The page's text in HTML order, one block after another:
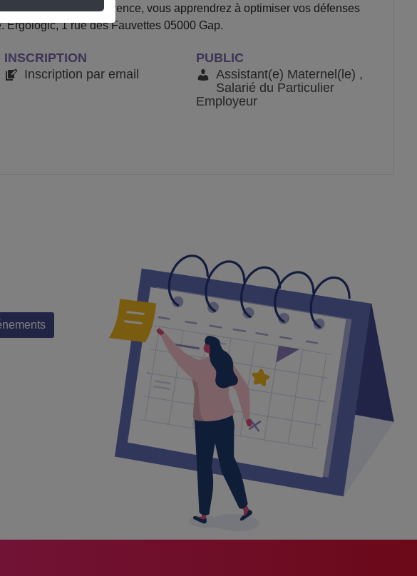
Grâce à cette conférence, vous apprendrez à optimiser vos défenses
Ergologic, 1 rue des Fauvettes 05000 Gap.
INSCRIPTION
Inscription par email
PUBLIC
Assistant(e) Maternel(le) ,
Salarié du Particulier
Employeur